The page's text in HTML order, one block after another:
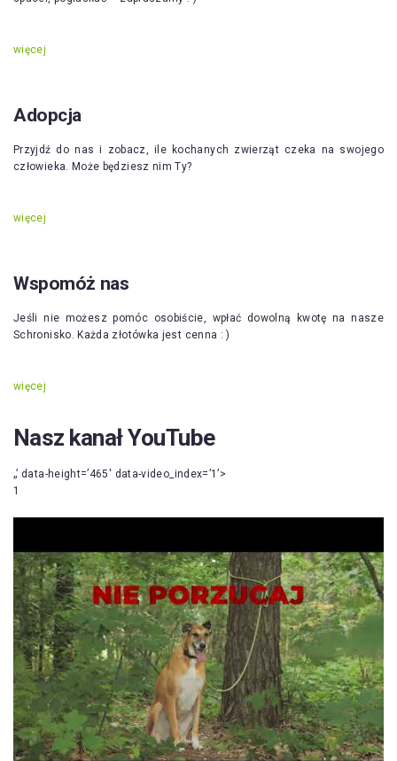
więcej
Adopcja
Przyjdź do nas i zobacz, ile kochanych zwierząt czeka na swojego
człowieka. Może będziesz nim Ty?
więcej
Wspomóż nas
Jeśli nie możesz pomóc osobiście, wpłać dowolną kwotę na nasze
Schronisko. Każda złotówka jest cenna : )
więcej
Nasz kanał YouTube
„’ data-height=’465′ data-video_index=’1’>
1